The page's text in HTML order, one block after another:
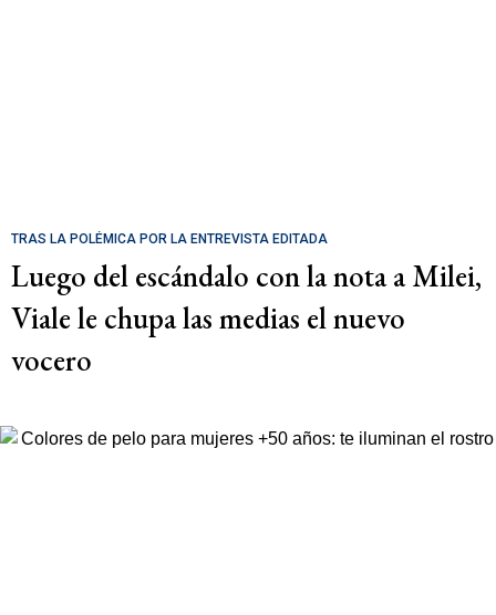
TRAS LA POLÉMICA POR LA ENTREVISTA EDITADA
Luego del escándalo con la nota a Milei,
Viale le chupa las medias el nuevo
vocero